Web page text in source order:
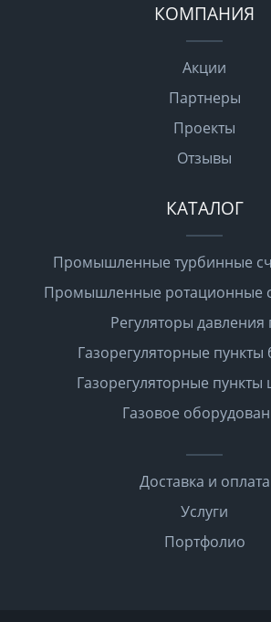
КОМПАНИЯ
Акции
Партнеры
Проекты
Отзывы
КАТАЛОГ
Промышленные турбинные
Промышленные ротационные
Регуляторы давления
Газорегуляторные
Газорегуляторные
Газовое
Доставка и оплата
Услуги
Портфолио